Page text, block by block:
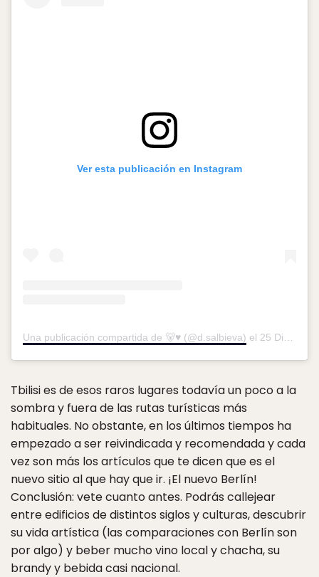
Ver esta publicación en Instagram
Una publicación compartida de 🐻♥️ (@d.salbieva) el 25 Dic, 2018 a las 2:44 PST
Tbilisi es de esos raros lugares todavía un poco a la
sombra y fuera de las rutas turísticas más
habituales. No obstante, en los últimos tiempos ha
empezado a ser reivindicada y recomendada y cada
vez son más los artículos que te dicen que es el
nuevo sitio al que hay que ir. ¡El nuevo Berlín!
Conclusión: vete cuanto antes. Podrás callejear
entre edificios de distintos siglos y culturas, descubrir
su vida artística (las comparaciones con Berlín son
por algo) y beber mucho vino local y chacha, su
brandy y bebida casi nacional.